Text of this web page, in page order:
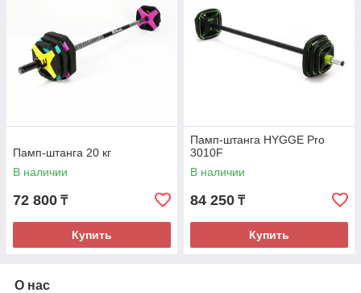
Памп-штанга 20 кг
В наличии
72 800 ₸
Купить
Памп-штанга HYGGE Pro
3010F
В наличии
84 250 ₸
Купить
О нас